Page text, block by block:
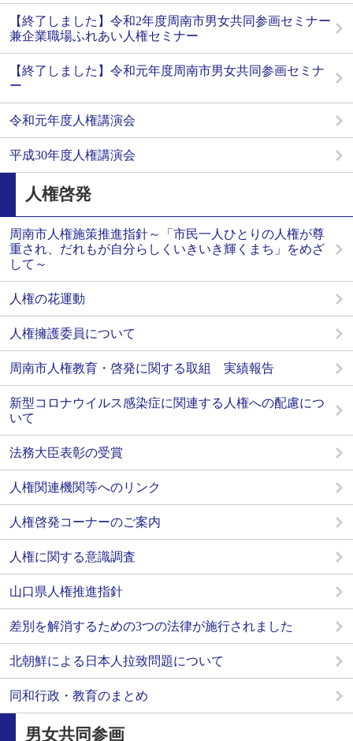
【終了しました】令和2年度周南市男女共同参画セミナー
兼企業職場ふれあい人権セミナー
【終了しました】令和元年度周南市男女共同参画セミナ
ー
令和元年度人権講演会
平成30年度人権講演会
人権啓発
周南市人権施策推進指針～「市民一人ひとりの人権が尊
重され、だれもが自分らしくいきいき輝くまち」をめざ
して～
人権の花運動
人権擁護委員について
周南市人権教育・啓発に関する取組 実績報告
新型コロナウイルス感染症に関連する人権への配慮につ
いて
法務大臣表彰の受賞
人権関連機関等へのリンク
人権啓発コーナーのご案内
人権に関する意識調査
山口県人権推進指針
差別を解消するための3つの法律が施行されました
北朝鮮による日本人拉致問題について
同和行政・教育のまとめ
男女共同参画